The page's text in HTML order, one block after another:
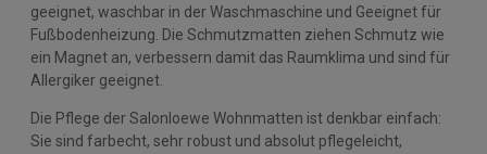
geeignet, waschbar in der Waschmaschine und Geeignet für
Fußbodenheizung. Die Schmutzmatten ziehen Schmutz wie
ein Magnet an, verbessern damit das Raumklima und sind für
Allergiker geeignet.
Die Pflege der Salonloewe Wohnmatten ist denkbar einfach:
Sie sind farbecht, sehr robust und absolut pflegeleicht,